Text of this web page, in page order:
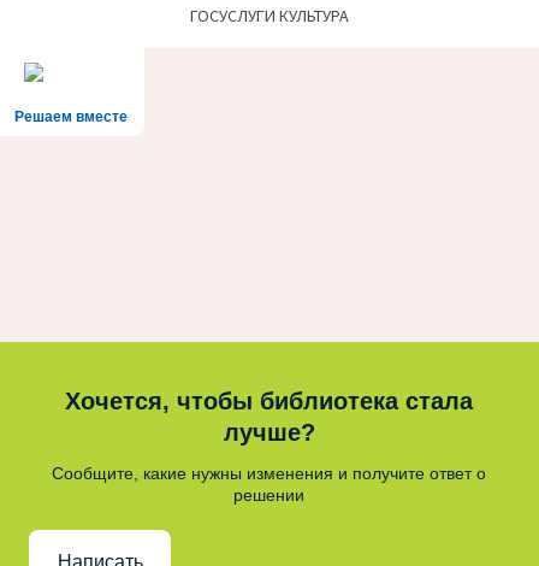
ГОСУСЛУГИ КУЛЬТУРА
Решаем вместе
Хочется, чтобы библиотека стала
лучше?
Сообщите, какие нужны изменения и получите ответ о
решении
Написать